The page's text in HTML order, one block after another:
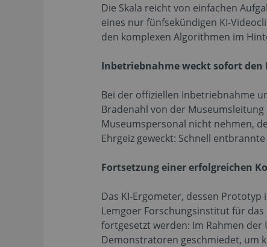
Die Skala reicht von einfachen
eines nur fünfsekündigen KI-
den komplexen Algorithmen im
Inbetriebnahme weckt sofort den
Bei der offiziellen Inbetriebnahme
Bradenahl von der
Museumspersonal nicht nehmen,
Ehrgeiz geweckt: Schnell
Fortsetzung einer erfolgreichen
Das KI-Ergometer, dessen Prototyp
Lemgoer Forschungsinstitut für
fortgesetzt werden: Im Rahmen
Demonstratoren geschmiedet, um